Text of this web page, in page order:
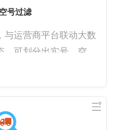
号过滤
与运营商平台联动大数
。可划分出实号、空
号。 更新周期：两周
17、19号段 存在5%的
可购买手机在网状态接